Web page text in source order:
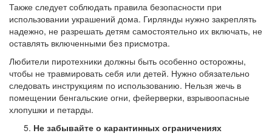
Также следует соблюдать правила безопасности при
использовании украшений дома. Гирлянды нужно закреплять
надежно, не разрешать детям самостоятельно их включать, не
оставлять включенными без присмотра.
Любители пиротехники должны быть особенно осторожны,
чтобы не травмировать себя или детей. Нужно обязательно
следовать инструкциям по использованию. Нельзя жечь в
помещении бенгальские огни, фейерверки, взрывоопасные
хлопушки и петарды.
Не забывайте о карантинных ограничениях